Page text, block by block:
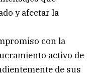
y afectar la
con la
activo de
de sus